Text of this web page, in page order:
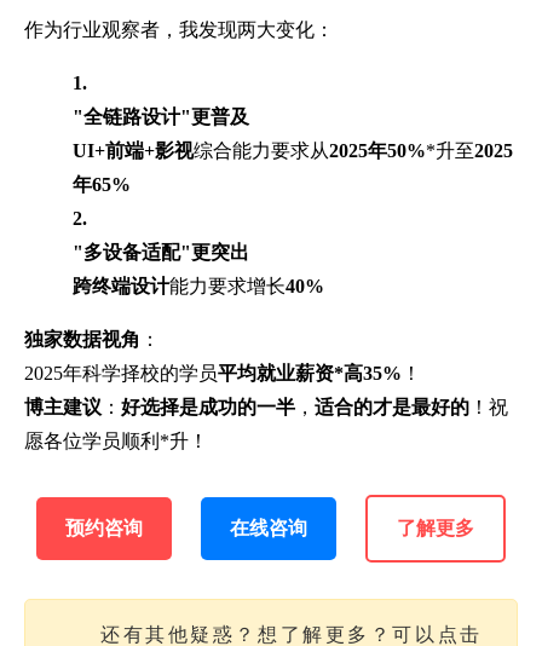
作为行业观察者，我发现两大变化：
1.
"全链路设计"更普及
UI+前端+影视综合能力要求从2025年50%*升至2025
年65%
2.
"多设备适配"更突出
跨终端设计能力要求增长40%
独家数据视角 ：
2025年科学择校的学员平均就业薪资*高35% ！
博主建议 ： 好选择是成功的一半 ， 适合的才是最好的 ！祝
愿各位学员顺利*升！
预约咨询 在线咨询 了解更多
还有其他疑惑？想了解更多？可以点击